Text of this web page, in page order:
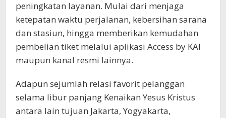
peningkatan layanan. Mulai dari menjaga
ketepatan waktu perjalanan, kebersihan sarana
dan stasiun, hingga memberikan kemudahan
pembelian tiket melalui aplikasi Access by KAI
maupun kanal resmi lainnya.
Adapun sejumlah relasi favorit pelanggan
selama libur panjang Kenaikan Yesus Kristus
antara lain tujuan Jakarta, Yogyakarta,